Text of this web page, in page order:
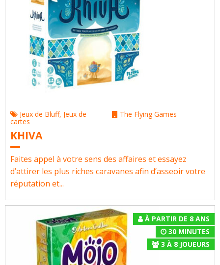
Jeux de Bluff, Jeux de
cartes
The Flying Games
KHIVA
Faites appel à votre sens des affaires et essayez
d’attirer les plus riches caravanes afin d’asseoir votre
réputation et...
À PARTIR DE 8 ANS
30 MINUTES
3 À 8JOUEURS